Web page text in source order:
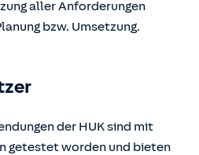
aller Anforderungen
bzw. Umsetzung.
der HUK sind mit
getestet worden und bieten